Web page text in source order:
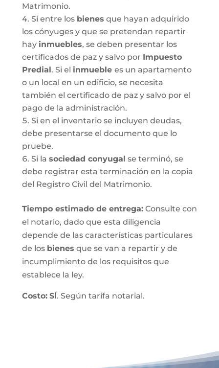
Matrimonio.
Si entre los bienes que hayan adquirido
los cónyuges y que se pretendan repartir
hay inmuebles, se deben presentar los
certificados de paz y salvo por Impuesto
Predial. Si el inmueble es un apartamento
o un local en un edificio, se necesita
también el certificado de paz y salvo por el
pago de la administración.
Si en el inventario se incluyen deudas,
debe presentarse el documento que lo
pruebe.
Si la sociedad conyugal se terminó, se
debe registrar esta terminación en la copia
del Registro Civil del Matrimonio.
Tiempo estimado de entrega:Consulte con
el notario, dado que esta diligencia
depende de las características particulares
de los bienes que se van a repartir y de
incumplimiento de los requisitos que
establece la ley.
Costo: SÍ. Según tarifa notarial.